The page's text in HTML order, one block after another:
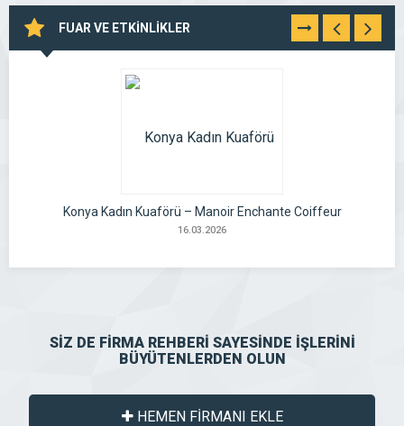
FUAR VE ETKİNLİKLER TÜMÜNÜ
GÖR
Konya Kadın Kuaförü – Manoir Enchante Coiffeur
16.03.2026
SİZ DE FİRMA REHBERİ SAYESİNDE İŞLERİNİ
BÜYÜTENLERDEN OLUN
HEMEN FİRMANI EKLE